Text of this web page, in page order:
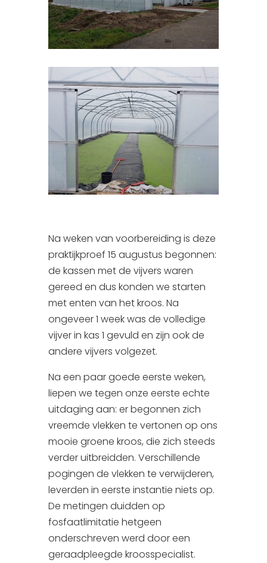
Na weken van voorbereiding is deze
praktijkproef 15 augustus begonnen:
de kassen met de vijvers waren
gereed en dus konden we starten
met enten van het kroos. Na
ongeveer 1 week was de volledige
vijver in kas 1 gevuld en zijn ook de
andere vijvers volgezet.
Na een paar goede eerste weken,
liepen we tegen onze eerste echte
uitdaging aan: er begonnen zich
vreemde vlekken te vertonen op ons
mooie groene kroos, die zich steeds
verder uitbreidden. Verschillende
pogingen de vlekken te verwijderen,
leverden in eerste instantie niets op.
De metingen duidden op
fosfaatlimitatie hetgeen
onderschreven werd door een
geraadpleegde kroosspecialist.